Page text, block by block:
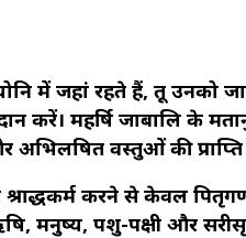
में जहां रहते हैं, तू उनको
करें। महर्षि जाबालि के
वस्तुओं की प्राप्ति
करने से केवल पितृगण
मनुष्य, पशु-पक्षी और